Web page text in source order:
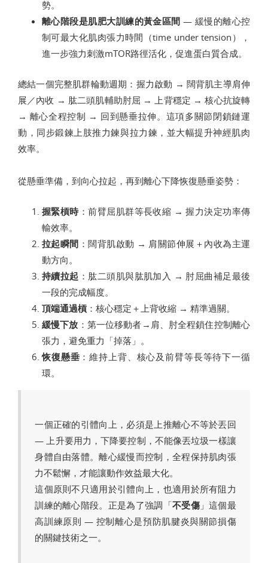
勢。
離心階段是肌肥大訓練的黃金區間 — 緩慢的離心控
制可最大化肌肉張力時間（time under tension），
進一步強力刺激mTOR路徑活化，促進蛋白質合成。
總結一個完整肌群輪動週期：握力啟動 → 闊背肌主導肩伸
展／內收 → 肱二頭肌輔助肘屈 → 上背穩定 → 核心抗旋轉
→ 離心全程控制 → 回到懸垂拉伸。這項多關節閉鎖鏈運
動，同步鍛鍊上肢推力鍊與拉力鍊，並大幅提升神經肌肉
效率。
從懸垂準備，到向心拉起，再到離心下降恢復懸垂姿勢：
握緊槓時：前臂屈肌群等長收縮 → 握力決定功率傳
輸效率。
拉起瞬間 ：闊背肌啟動 → 肩關節伸展＋內收為主運
動方向。
持續拉起 ：肱二頭肌與肱肌加入 → 肘屈曲補足最後
一段的完成幅度。
頂端通過槓：核心穩定＋上背收縮 → 精準過關。
緩慢下放 ：第一位移動者→肩、肘全程鎖住控制離心
張力，避免重力「掉落」。
恢復懸垂 ：維持上背、核心及前臂等長等待下一循
環。
一個正確的引體向上，必須是上推離心不等於丟回
— 上升要用力，下降要控制，不能像丟垃圾一樣讓
身體自由落體。離心緩慢而控制，全程保持肌肉張
力不鬆懈，才能讓動作效益最大化。
這個原則不只適用於引體向上，也適用於所有阻力
訓練的離心階段。正是為了強調「不受傷」這個最
高訓練原則 — 控制離心是預防肌腱炎與關節損傷
的關鍵技術之一。